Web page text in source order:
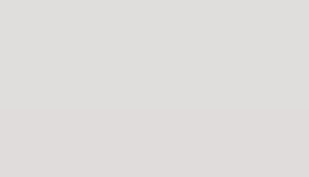
delikatne nuty industrialne, jakieś
drewno, wędzone śliwki,
dużo wędzonych śliwek i wiśni,
tytoniu, zielona herbata, orzechy
kompleksowy. Finisz to: wanilia,
słodycz.